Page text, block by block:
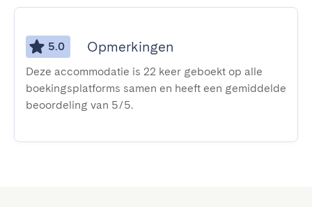
5.0 Opmerkingen
Deze accommodatie is 22 keer geboekt op alle
boekingsplatforms samen en heeft een gemiddelde
beoordeling van 5/5.